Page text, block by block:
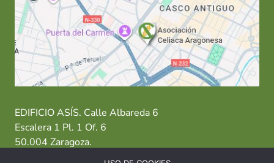
EDIFICIO ASÍS. Calle Albareda 6
Escalera 1 Pl. 1 Of. 6
50.004 Zaragoza.